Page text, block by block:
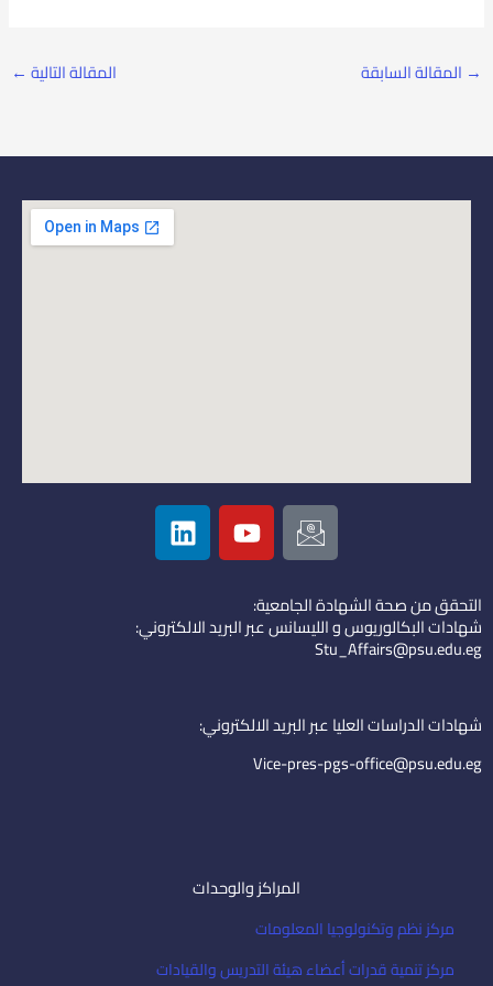
→ المقالة السابقة المقالة التالية ←
I
c
o
n
-
e
i
l
Y
o
u
u
b
L
i
n
e
d
التحقق من صحة الشهادة الجامعية:
شهادات البكالوريوس و الليسانس عبر البريد الالكتروني:
Stu_Affairs@psu.edu.eg
شهادات الدراسات العليا عبر البريد الالكتروني:
Vice-pres-pgs-office@psu.edu.eg
المراكز والوحدات
مركز نظم وتكنولوجيا المعلومات
مركز تنمية قدرات أعضاء هيئة التدريس والقيادات